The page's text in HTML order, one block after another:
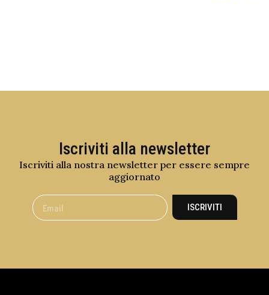
Iscriviti alla newsletter
Iscriviti alla nostra newsletter per essere sempre
aggiornato
ISCRIVITI